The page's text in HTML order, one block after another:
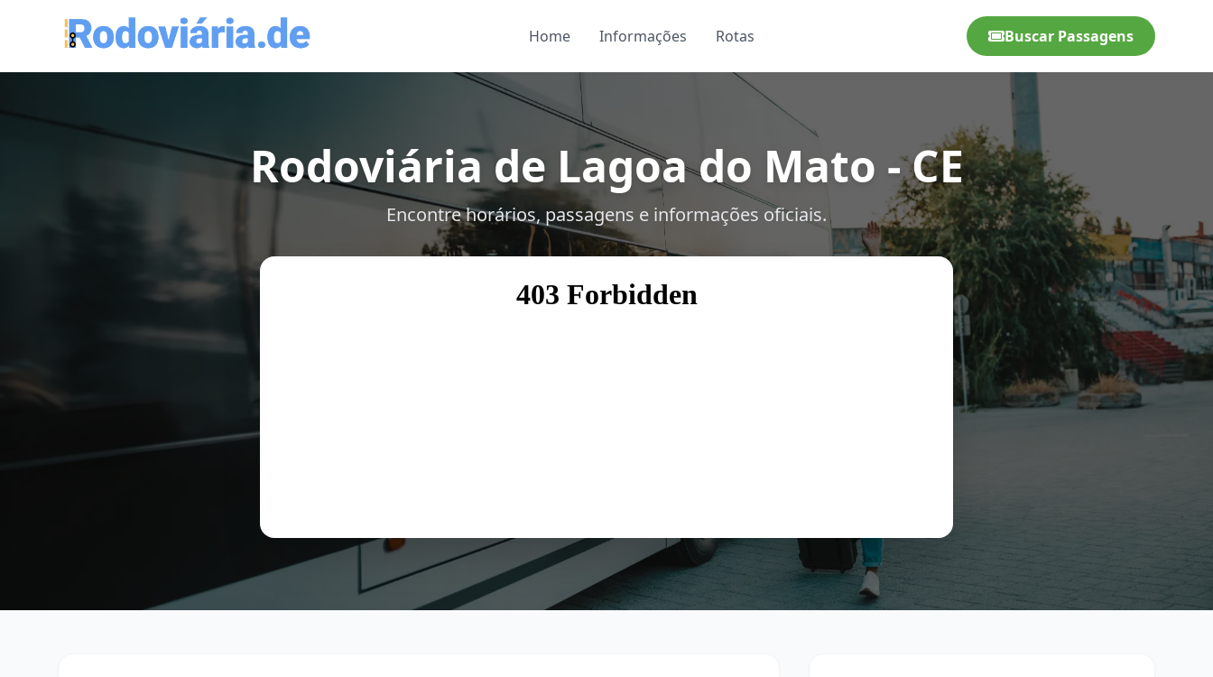
Home Informações Rotas Buscar Passagens
Rodoviária de Lagoa do Mato - CE
Encontre horários, passagens e informações oficiais.